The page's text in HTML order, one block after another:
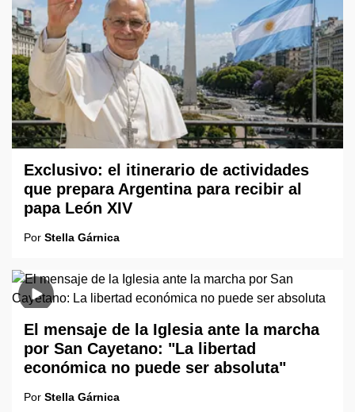
Exclusivo: el itinerario de actividades
que prepara Argentina para recibir al
papa León XIV
Por Stella Gárnica
El mensaje de la Iglesia ante la marcha
por San Cayetano: "La libertad
económica no puede ser absoluta"
Por Stella Gárnica